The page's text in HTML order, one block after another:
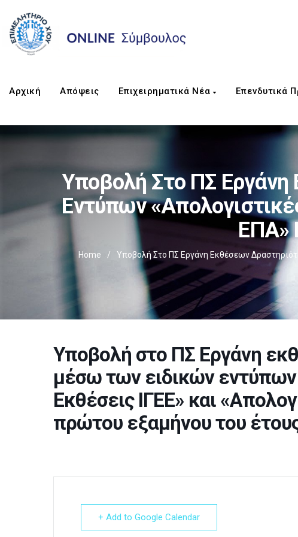
Αρχική Απόψεις Επιχειρηματικά Νέα Επενδυτικά
Υποβολή Στο ΠΣ
Εντύπων
ΕΠΑ»
Home /
Υποβολή Στο ΠΣ Εργάνη Εκθέσεων
Υποβολή στο ΠΣ Εργάνη
μέσω των ειδικών εντύπων
Εκθέσεις ΙΓΕΕ» και
πρώτου εξαμήνου του
+ Add to Google Calendar